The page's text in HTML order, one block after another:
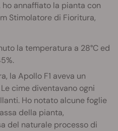
annaffiato la pianta con
Stimolatore di Fioritura,
la temperatura a 28°C ed
la Apollo F1 aveva un
cime diventavano ogni
Ho notato alcune foglie
della pianta,
del naturale processo di